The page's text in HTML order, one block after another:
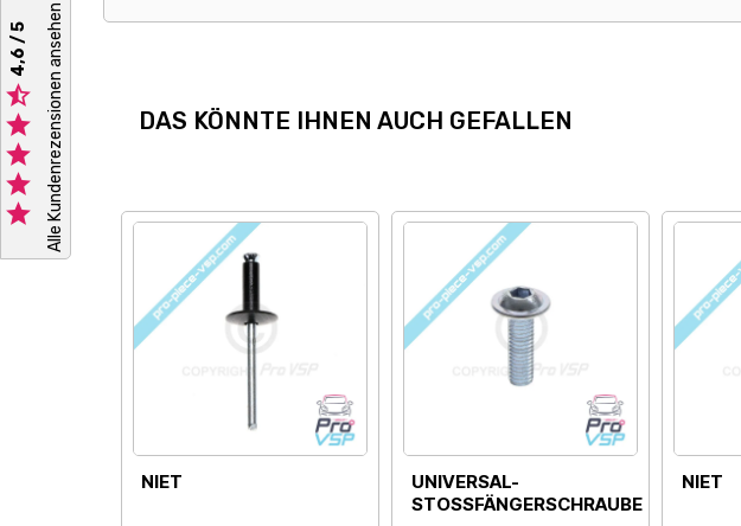





4,6 / 5 Alle Kundenrezensionen ansehen DAS KÖNNTE IHNEN AUCH GEFALLEN
NIET
UNIVERSAL-
STOSSFÄNGERSCHRAUBE
NIET